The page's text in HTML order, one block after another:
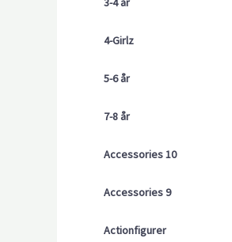
4-Girlz
5-6 år
7-8 år
Accessories 10
Accessories 9
Actionfigurer